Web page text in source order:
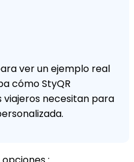
ver un ejemplo real
cómo StyQR
necesitan para